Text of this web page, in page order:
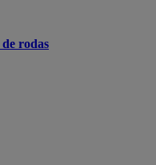
rodas